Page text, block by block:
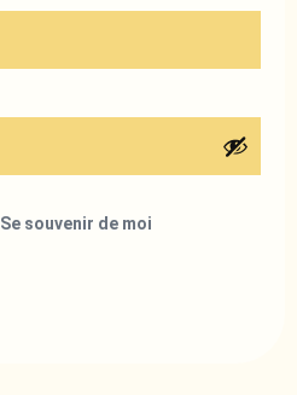
Se souvenir de moi